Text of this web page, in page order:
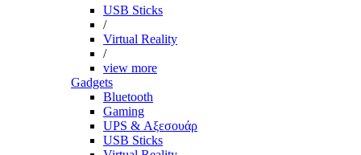
USB Sticks
/
Virtual Reality
/
view more
Gadgets
Bluetooth
Gaming
UPS & Αξεσουάρ
USB Sticks